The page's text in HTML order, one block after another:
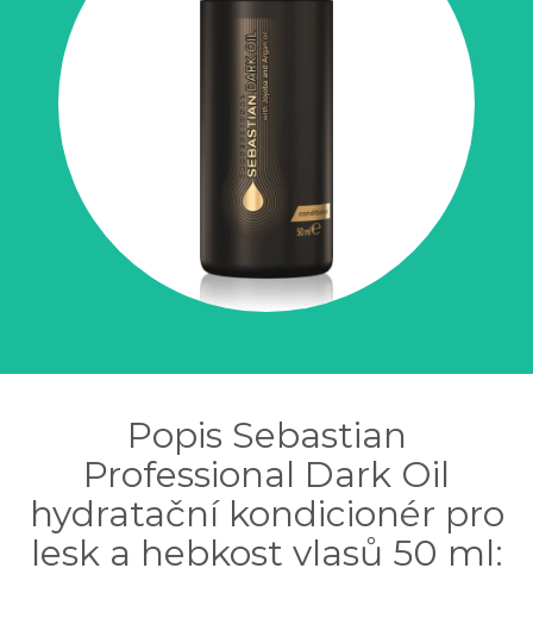
Popis Sebastian
Professional Dark Oil
hydratační kondicionér pro
lesk a hebkost vlasů 50 ml: